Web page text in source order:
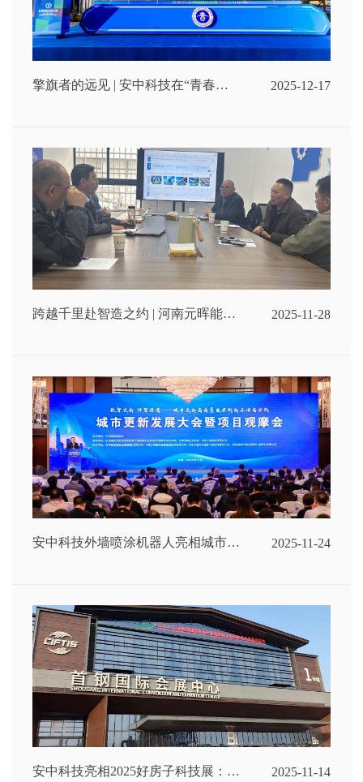
擎旗者的远见 | 安中科技在“青春擎
2025-12-17
跨越千里赴智造之约 | 河南元晖能源
2025-11-28
安中科技外墙喷涂机器人亮相城市更
2025-11-24
安中科技亮相2025好房子科技展：以
2025-11-14